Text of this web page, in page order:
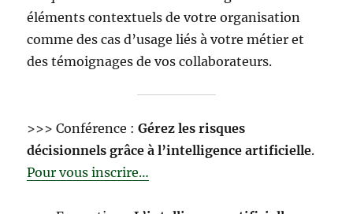
éléments contextuels de votre organisation
comme des cas d’usage liés à votre métier et
des témoignages de vos collaborateurs.
>>> Conférence :Gérez les risques
décisionnels grâce à l’intelligence artificielle.
Pour vous inscrire…